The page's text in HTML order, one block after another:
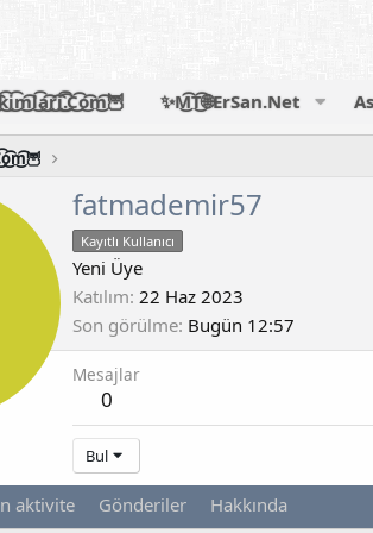
✨M͜͡T͜͡🌐ErSan.Net
fatmademir57
Kayıtlı Kullanıcı
Yeni Üye
Katılım 22 Haz 2023
Son görülme Bugün 12:57
Mesajlar
0
Bul
aktivite Gönderiler Hakkında